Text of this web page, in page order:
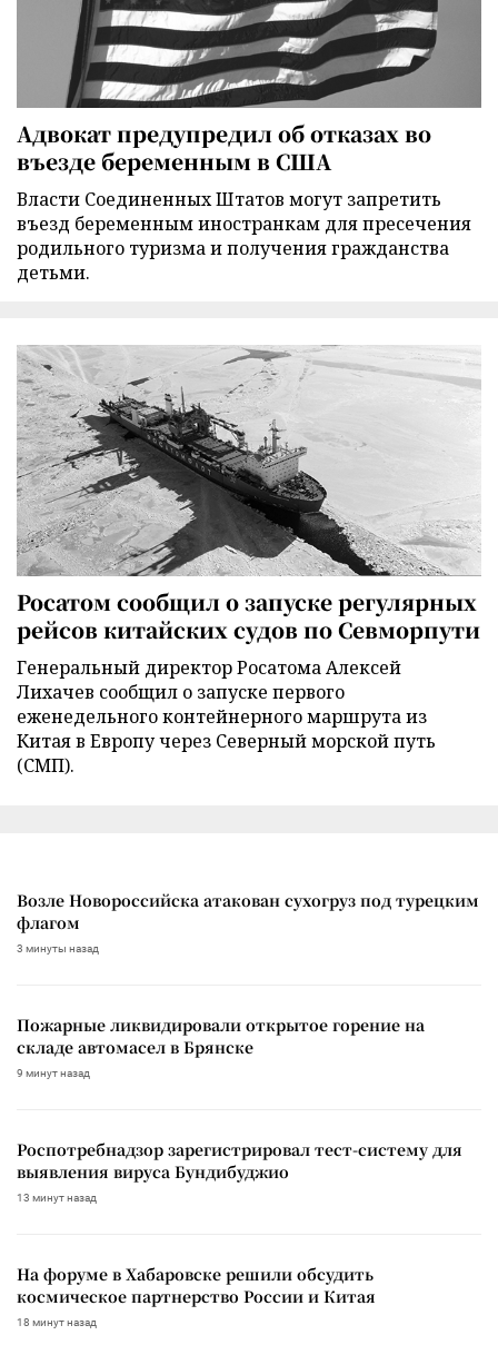
Адвокат предупредил об отказах во
въезде беременным в США
Власти Соединенных Штатов могут запретить
въезд беременным иностранкам для пресечения
родильного туризма и получения гражданства
детьми.
Росатом сообщил о запуске регулярных
рейсов китайских судов по Севморпути
Генеральный директор Росатома Алексей
Лихачев сообщил о запуске первого
еженедельного контейнерного маршрута из
Китая в Европу через Северный морской путь
(СМП).
Возле Новороссийска атакован сухогруз под турецким
флагом
3 минуты назад
Пожарные ликвидировали открытое горение на
складе автомасел в Брянске
9 минут назад
Роспотребнадзор зарегистрировал тест-систему для
выявления вируса Бундибуджио
13 минут назад
На форуме в Хабаровске решили обсудить
космическое партнерство России и Китая
18 минут назад